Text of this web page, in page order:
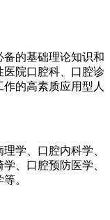
的基础理论知识和
医院口腔科、口腔诊
的高素质应用型人
学、口腔内科学、
、口腔预防医学、
。